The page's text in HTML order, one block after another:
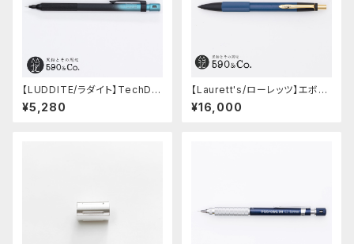
【LUDDITE/ラダイト】TechDra
w2 グラデーションモデル (LDB
-MP2GB1-05)
¥5,280
【Laurett's/ローレッツ】エボナ
イトシャープペンシル (藍)
¥16,000